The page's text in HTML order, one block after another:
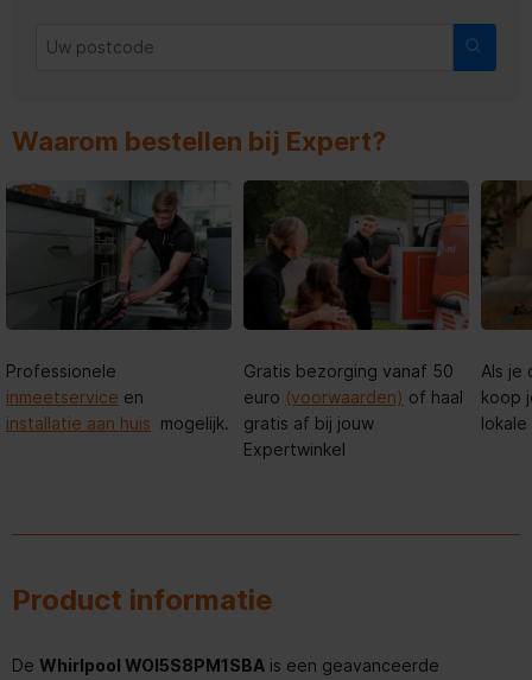
Waarom bestellen bij Expert?
Professionele
inmeetservice en
installatie aan huis mogelijk.
Gratis bezorging vanaf 50
euro (voorwaarden) of haal
gratis af bij jouw
Expertwinkel
Als je
koop
Product informatie
De Whirlpool WOI5S8PM1SBA is een geavanceerde